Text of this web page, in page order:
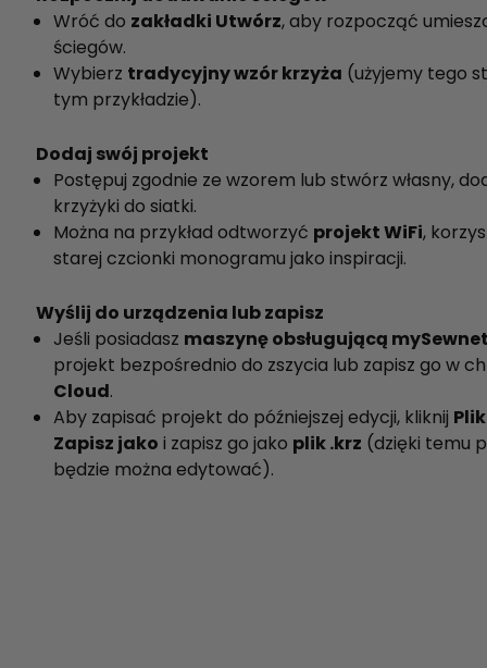
Wróć do zakładki Utwórz, aby rozpocząć
ściegów.
Wybierz tradycyjny wzór krzyża (użyjemy tego
tym przykładzie).
Dodaj swój projekt
Postępuj zgodnie ze wzorem lub stwórz własny,
krzyżyki do siatki.
Można na przykład odtworzyć projekt WiFi,
starej czcionki monogramu jako inspiracji.
Wyślij do urządzenia lub zapisz
Jeśli posiadasz maszynę obsługującą
projekt bezpośrednio do zszycia lub zapisz go w
Cloud.
Aby zapisać projekt do późniejszej edycji, kliknij
Zapisz jako i zapisz go jako plik .krz (dzięki temu
będzie można edytować).